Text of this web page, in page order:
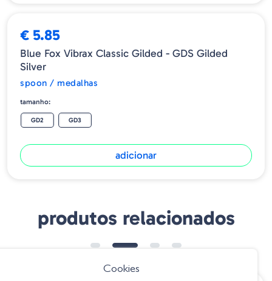
€ 5.85
Blue Fox Vibrax Classic Gilded - GDS Gilded
Silver
spoon / medalhas
tamanho:
GD2 GD3
adicionar
produtos relacionados
Cookies